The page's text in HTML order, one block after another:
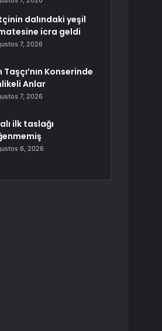
dalındaki yeşil
icra geldi
7, 2026
Taşçı’nın Konserinde
Anlar
7, 2026
ilk taslağı
6, 2026